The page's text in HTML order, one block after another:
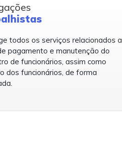
todos os serviços relacionados a
pagamento e manutenção do
de funcionários, assim como
dos funcionários, de forma